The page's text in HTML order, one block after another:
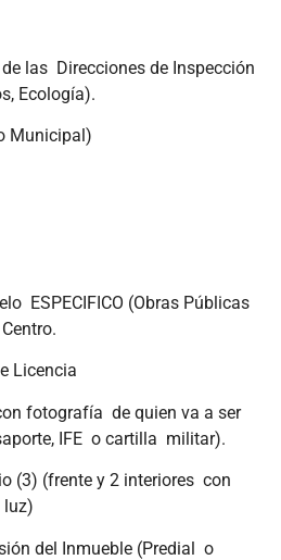
las Direcciones de Inspección
Ecología).
Municipal)
ESPECIFICO (Obras Públicas
Licencia
fotografía de quien va a ser
IFE o cartilla militar).
(3) (frente y 2 interiores con
luz)
del Inmueble (Predial o